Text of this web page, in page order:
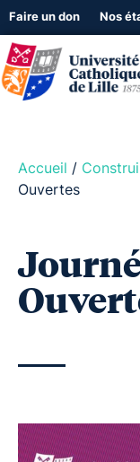
Faire un don Nos
Accueil /
Ouvertes